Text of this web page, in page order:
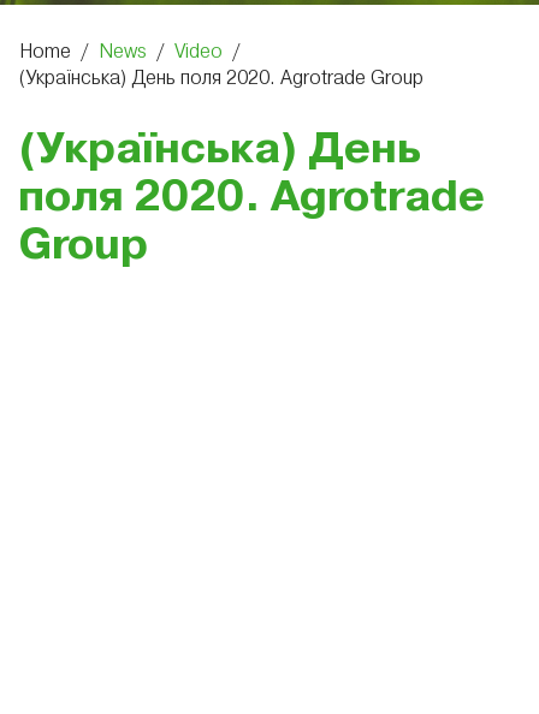
Home / News / Video /
(Українська) День поля 2020. Agrotrade Group
(Українська) День
поля 2020. Agrotrade
Group